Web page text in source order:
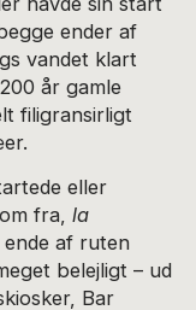
ender af
vandet klart
år gamle
filigransirligt
eller
fra,la
ende af ruten
belejligt – ud
Bar